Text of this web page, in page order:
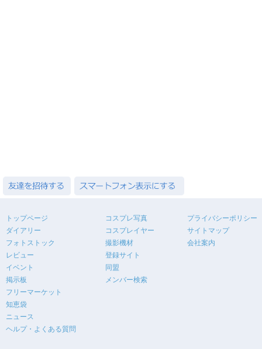
トップページ
ダイアリー
フォトストック
レビュー
イベント
掲示板
フリーマーケット
知恵袋
ニュース
ヘルプ・よくある質問
コスプレ写真
コスプレイヤー
撮影機材
登録サイト
同盟
メンバー検索
プライバシーポリシー
サイトマップ
会社案内